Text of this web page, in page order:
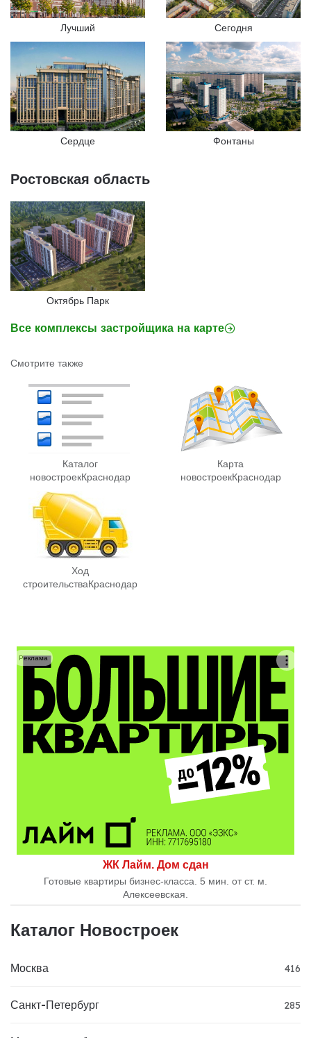
Лучший Сегодня
Сердце Фонтаны
Ростовская область
Октябрь Парк
Все комплексы застройщика на карте
Смотрите также
Каталог
новостроекКраснодар
Карта
новостроекКраснодар
Ход
строительстваКраснодар
ЖК Лайм. Дом сдан
Готовые квартиры бизнес-класса. 5 мин. от ст. м.
Алексеевская.
Реклама
Каталог Новостроек
Москва 416
Санкт-Петербург 285